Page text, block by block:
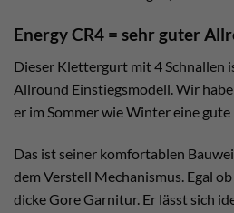
Energy CR4 = sehr guter
Dieser Klettergurt mit 4 Schnallen
Allround Einstiegsmodell. Wir
er im Sommer wie Winter eine
Das ist seiner komfortablen
dem Verstell Mechanismus. Egal
dicke Gore Garnitur. Er lässt sich